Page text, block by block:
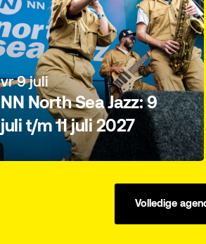
vr 9 juli
NN North Sea Jazz: 9
juli t/m 11 juli 2027
Volledige